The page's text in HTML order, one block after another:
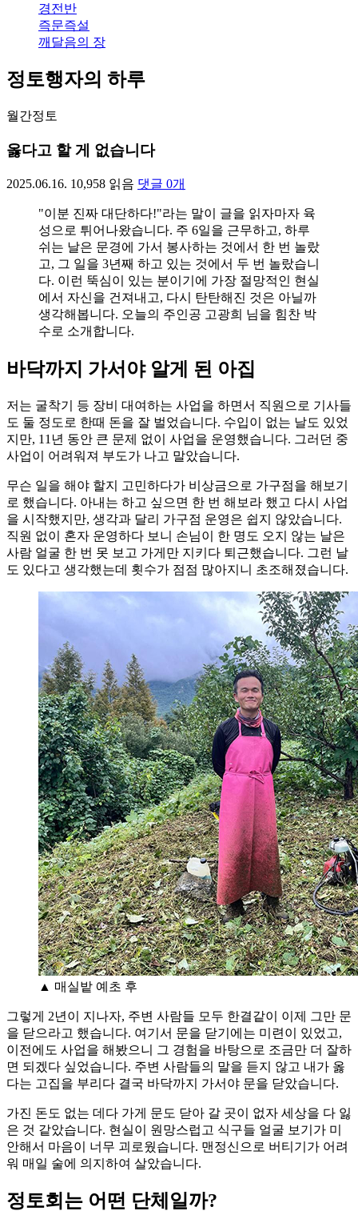
경전반
즉문즉설
깨달음의 장
정토행자의 하루
월간정토
옳다고 할 게 없습니다
2025.06.16. 10,958 읽음 댓글 0개
"이분 진짜 대단하다!"라는 말이 글을 읽자마자 육
성으로 튀어나왔습니다. 주 6일을 근무하고, 하루
쉬는 날은 문경에 가서 봉사하는 것에서 한 번 놀랐
고, 그 일을 3년째 하고 있는 것에서 두 번 놀랐습니
다. 이런 뚝심이 있는 분이기에 가장 절망적인 현실
에서 자신을 건져내고, 다시 탄탄해진 것은 아닐까
생각해봅니다. 오늘의 주인공 고광희 님을 힘찬 박
수로 소개합니다.
바닥까지 가서야 알게 된 아집
저는 굴착기 등 장비 대여하는 사업을 하면서 직원으로 기사들
도 둘 정도로 한때 돈을 잘 벌었습니다. 수입이 없는 날도 있었
지만, 11년 동안 큰 문제 없이 사업을 운영했습니다. 그러던 중
사업이 어려워져 부도가 나고 말았습니다.
무슨 일을 해야 할지 고민하다가 비상금으로 가구점을 해보기
로 했습니다. 아내는 하고 싶으면 한 번 해보라 했고 다시 사업
을 시작했지만, 생각과 달리 가구점 운영은 쉽지 않았습니다.
직원 없이 혼자 운영하다 보니 손님이 한 명도 오지 않는 날은
사람 얼굴 한 번 못 보고 가게만 지키다 퇴근했습니다. 그런 날
도 있다고 생각했는데 횟수가 점점 많아지니 초조해졌습니다.
▲ 매실밭 예초 후
그렇게 2년이 지나자, 주변 사람들 모두 한결같이 이제 그만 문
을 닫으라고 했습니다. 여기서 문을 닫기에는 미련이 있었고,
이전에도 사업을 해봤으니 그 경험을 바탕으로 조금만 더 잘하
면 되겠다 싶었습니다. 주변 사람들의 말을 듣지 않고 내가 옳
다는 고집을 부리다 결국 바닥까지 가서야 문을 닫았습니다.
가진 돈도 없는 데다 가게 문도 닫아 갈 곳이 없자 세상을 다 잃
은 것 같았습니다. 현실이 원망스럽고 식구들 얼굴 보기가 미
안해서 마음이 너무 괴로웠습니다. 맨정신으로 버티기가 어려
워 매일 술에 의지하여 살았습니다.
정토회는 어떤 단체일까?